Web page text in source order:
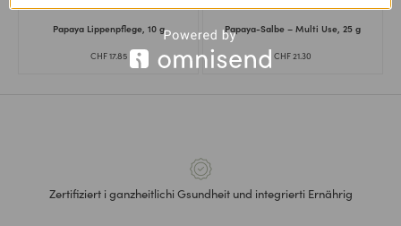
Papaya Lippenpflege, 10 g
CHF17.85
Papaya-Salbe – Multi Use, 25 g
CHF21.30
Zertifiziert i ganzheitlichi Gsundheit und integrierti Ernährig